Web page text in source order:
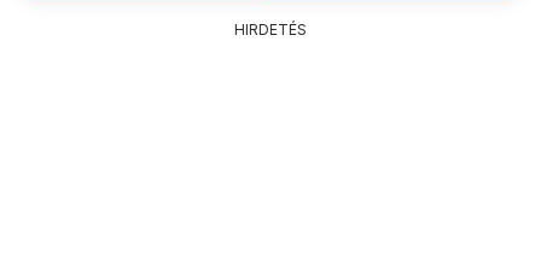
HIRDETÉS